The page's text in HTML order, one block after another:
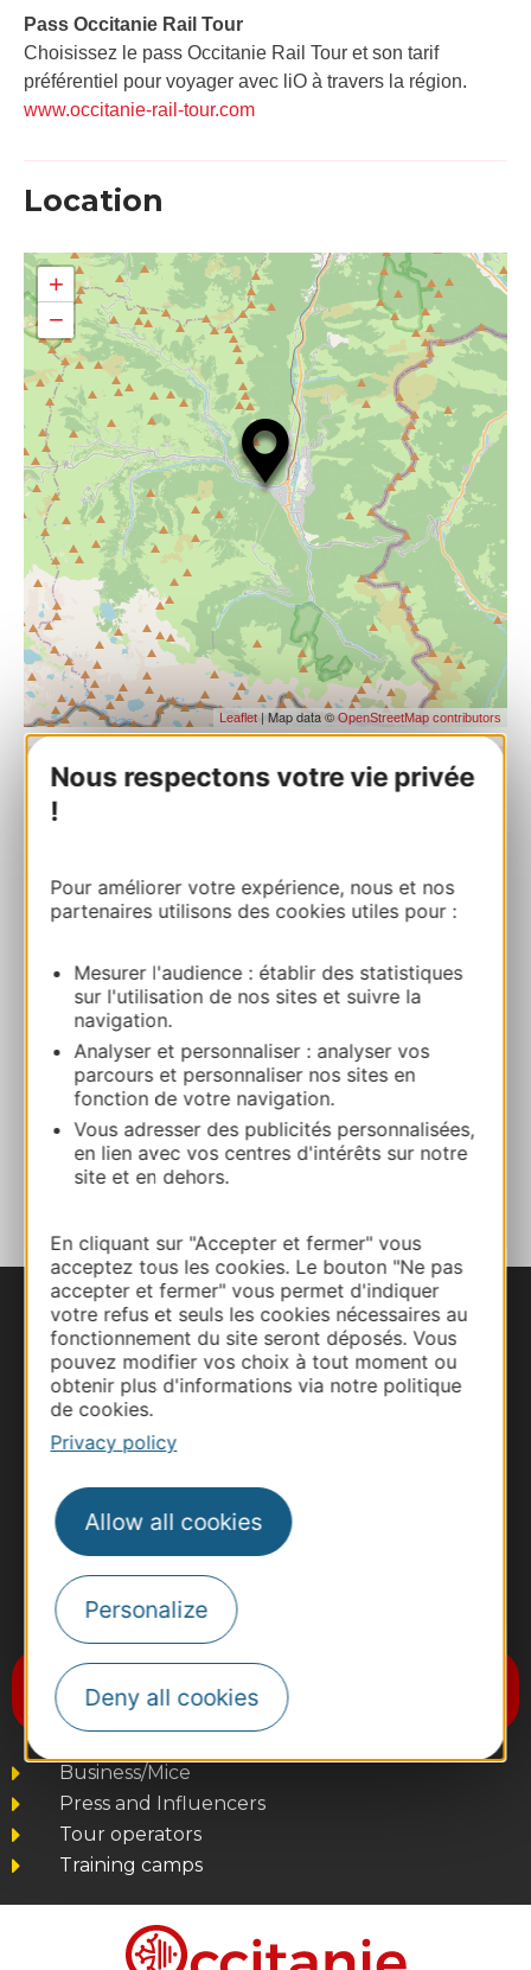
Nous respectons votre vie privée
!
Pour améliorer votre expérience, nous et nos
partenaires utilisons des cookies utiles pour :
Mesurer l'audience : établir des statistiques
sur l'utilisation de nos sites et suivre la
navigation.
Analyser et personnaliser : analyser vos
parcours et personnaliser nos sites en
fonction de votre navigation.
Vous adresser des publicités personnalisées,
en lien avec vos centres d'intérêts sur notre
site et en dehors.
En cliquant sur "Accepter et fermer" vous
acceptez tous les cookies. Le bouton "Ne pas
accepter et fermer" vous permet d'indiquer
votre refus et seuls les cookies nécessaires au
fonctionnement du site seront déposés. Vous
pouvez modifier vos choix à tout moment ou
obtenir plus d'informations via notre politique
de cookies.
Privacy policy
Allow all cookies
Personalize
Deny all cookies
Pass Occitanie Rail Tour​
Choisissez le pass Occitanie Rail Tour et son tarif
préférentiel pour voyager avec liO à travers la région.
www.occitanie-rail-tour.com
Location
+
−
Leaflet| Map data ©OpenStreetMap contributors
HYDROELECTRIC POWER STATION OF
DE-LUCHON
05 61 79 21 21
Website
ADD TO FAVORITES
#VoyageOccitanie
Subscribe to the newsletter
Destination Occitanie
Business/Mice
Press and Influencers
Tour operators
Training camps